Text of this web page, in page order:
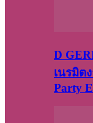
D
เนรมิต
Party